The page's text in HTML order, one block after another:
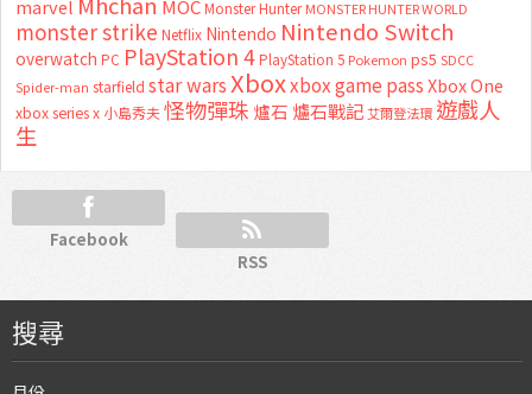
marvel MOC Monster Hunter MONSTER HUNTER WORLD
monster strike Netflix Nintendo Nintendo Switch
overwatch PC PlayStation 4 PlayStation 5 Pokemon ps5 SDCC
Spider-man starfield star wars Xboxxbox game passXbox One
xbox series x 小島秀夫怪物彈珠 爐石 爐石戰記艾爾登法環 遊戲人
生
Facebook
RSS
搜尋